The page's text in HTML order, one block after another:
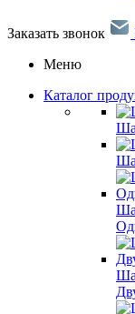
Заказать звонок
Меню
Каталог